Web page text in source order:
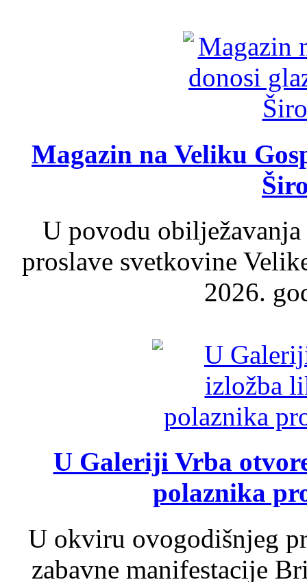
Magazin na Veliku
U povodu
proslave svetkovine
2026.
U Galeriji Vrba
polaznika
U okviru ovogodišnjeg
zabavne manifestacije